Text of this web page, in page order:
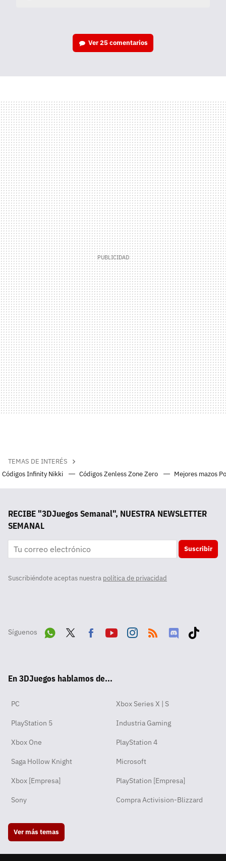
Ver25 comentarios
TEMAS DE INTERÉS
Códigos Infinity Nikki
Códigos Zenless Zone Zero Mejores mazos
RECIBE "3DJuegos Semanal", NUESTRA NEWSLETTER
SEMANAL
Suscribir
Suscribiéndote aceptas nuestra política de privacidad
Síguenos
pp
ok
En 3DJuegos hablamos de...
PC Xbox Series X | S
PlayStation 5 Industria Gaming
Xbox One PlayStation 4
Saga Hollow Knight Microsoft
Xbox [Empresa] PlayStation [Empresa]
Sony Compra Activision-Blizzard
Ver más temas